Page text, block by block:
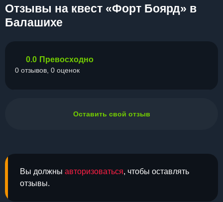
Отзывы на квест «Форт Боярд» в
Балашихе
Вы должны авторизоваться, чтобы оставлять
отзывы.
0.0 Превосходно
0 отзывов, 0 оценок
Оставить свой отзыв